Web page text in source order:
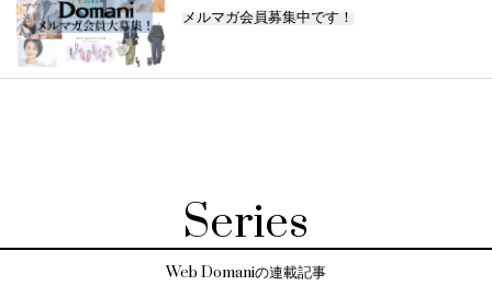
メルマガ会員募集中です！
Series
Web Domaniの連載記事